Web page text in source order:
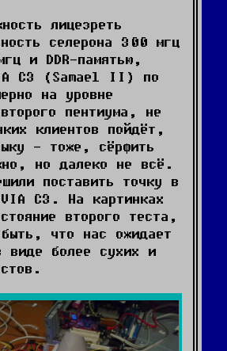
лицезреть
селерона 300 мгц
и DDR-памятью,
C3 (Samael II) по
на уровне
пентиума, не
клиентов пойдёт,
- тоже, сёрфить
но далеко не всё.
поставить точку в
VIA C3. На картинках
второго теста,
что нас ожидает
виде более сухих и